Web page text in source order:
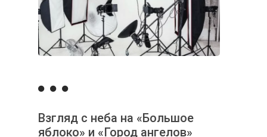
Взгляд с неба на «Большое
яблоко» и «Город ангелов»